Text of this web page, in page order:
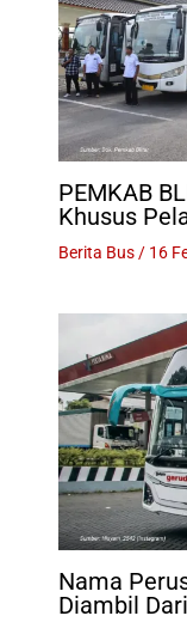
PEMKAB
Khusus
Berita Bus/ 16
Nama
Diambil